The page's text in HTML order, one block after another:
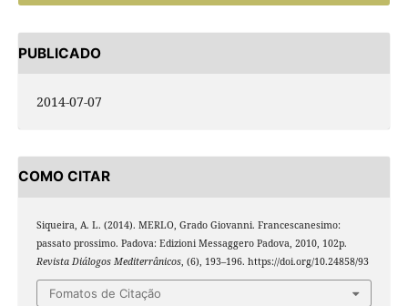
PUBLICADO
2014-07-07
COMO CITAR
Siqueira, A. L. (2014). MERLO, Grado Giovanni. Francescanesimo:
passato prossimo. Padova: Edizioni Messaggero Padova, 2010, 102p.
Revista Diálogos Mediterrânicos, (6), 193–196. https://doi.org/10.24858/93
Fomatos de Citação